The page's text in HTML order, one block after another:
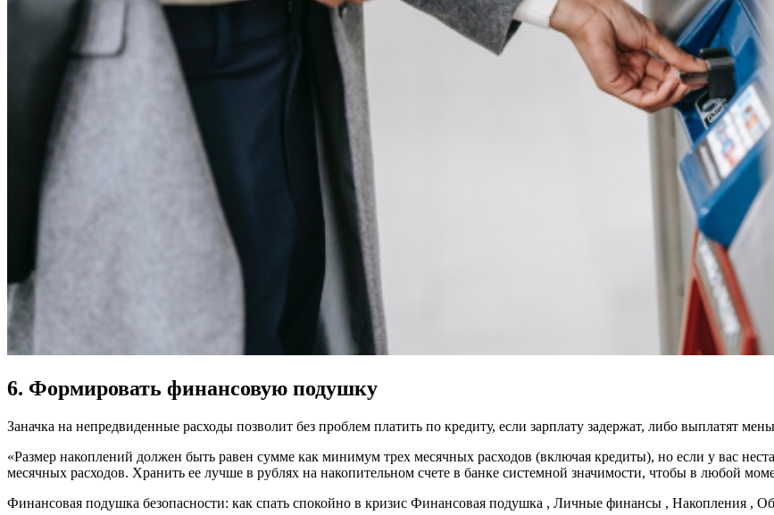
6. Формировать финансовую подушку
Заначка на непредвиденные расходы позволит без проблем платить по кредиту, если зарплату задержат, либо выплатят
«Размер накоплений должен быть равен сумме как минимум трех месячных расходов (включая кредиты), но если у вас
месячных расходов. Хранить ее лучше в рублях на накопительном счете в банке системной значимости, чтобы в любой
Финансовая подушка безопасности: как спать спокойно в кризис Финансовая подушка , Личные финансы , Накопления ,